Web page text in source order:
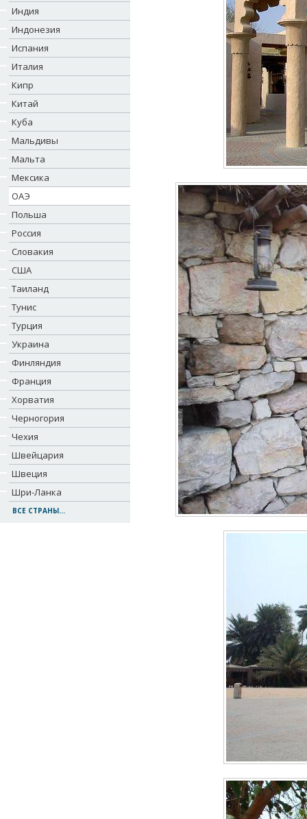
Индия
Индонезия
Испания
Италия
Кипр
Китай
Куба
Мальдивы
Мальта
Мексика
ОАЭ
Польша
Россия
Словакия
США
Таиланд
Тунис
Турция
Украина
Финляндия
Франция
Хорватия
Черногория
Чехия
Швейцария
Швеция
Шри-Ланка
ВСЕ СТРАНЫ...